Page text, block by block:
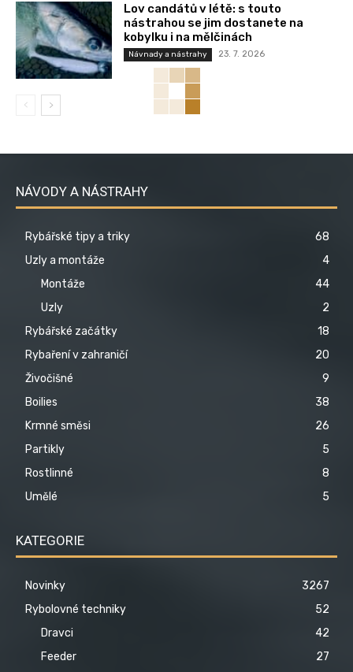
Lov candátů v létě: s touto
nástrahou se jim dostanete na
kobylku i na mělčinách
Návnady a nástrahy 23. 7. 2026
NÁVODY A NÁSTRAHY
Rybářské tipy a triky
68
Uzly a montáže
4
Montáže
44
Uzly
2
Rybářské začátky
18
Rybaření v zahraničí
20
Živočišné
9
Boilies
38
Krmné směsi
26
Partikly
5
Rostlinné
8
Umělé
5
KATEGORIE
Novinky
3267
Rybolovné techniky
52
Dravci
42
Feeder
27